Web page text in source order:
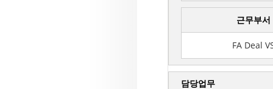
근무부서
FA Deal
담당업무